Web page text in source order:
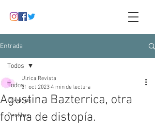
Entrada
Todos
Clásicos
Perfiles
Todos
Agustina Bazterrica, otra
forma de distopía.
Ulrica Revista
31 oct 2023 4 min de lectura